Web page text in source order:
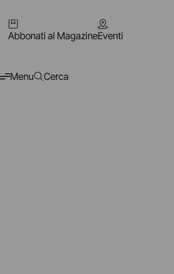
Abbonati al MagazineEventi
Menu Cerca